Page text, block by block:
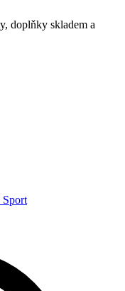
doplňky skladem a